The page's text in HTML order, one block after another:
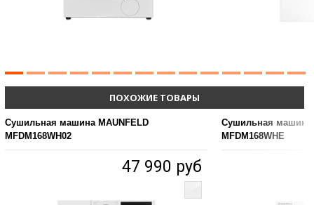
ПОХОЖИЕ ТОВАРЫ
Сушильная машина MAUNFELD
MFDM168WH02
47 990 руб
Сушильная машина
MFDM168WHE